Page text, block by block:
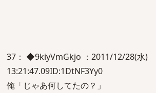
37： ◆9kiyVmGkjo ：2011/12/28(水)
13:21:47.09ID:1DtNF3Yy0
俺「じゃあ何してたの？」